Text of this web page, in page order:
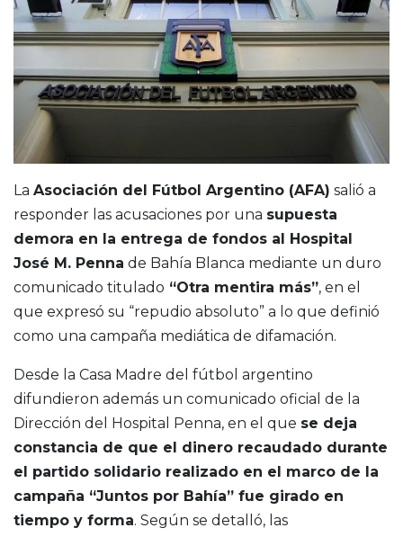
La Asociación del Fútbol Argentino (AFA) salió a
responder las acusaciones por una supuesta
demora en la entrega de fondos al Hospital
José M. Penna de Bahía Blanca mediante un duro
comunicado titulado “Otra mentira más”, en el
que expresó su “repudio absoluto” a lo que definió
como una campaña mediática de difamación.
Desde la Casa Madre del fútbol argentino
difundieron además un comunicado oficial de la
Dirección del Hospital Penna, en el que se deja
constancia de que el dinero recaudado durante
el partido solidario realizado en el marco de la
campaña “Juntos por Bahía” fue girado en
tiempo y forma. Según se detalló, las